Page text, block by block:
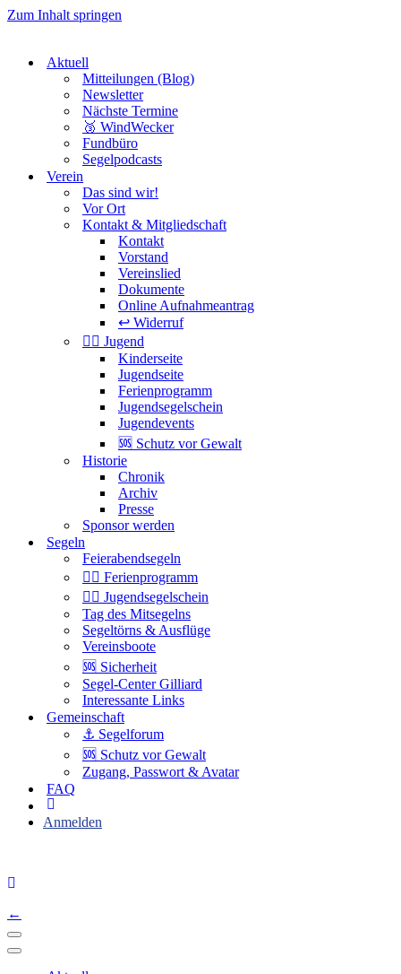
Zum Inhalt springen
Aktuell
Mitteilungen (Blog)
Newsletter
Nächste Termine
🥉 WindWecker
Fundbüro
Segelpodcasts
Verein
Das sind wir!
Vor Ort
Kontakt & Mitgliedschaft
Kontakt
Vorstand
Vereinslied
Dokumente
Online Aufnahmeantrag
↩️ Widerruf
Jugend
Kinderseite
Jugendseite
Ferienprogramm
Jugendsegelschein
Jugendevents
🆘 Schutz vor Gewalt
Historie
Chronik
Archiv
Presse
Sponsor werden
Segeln
Feierabendsegeln
Ferienprogramm
Jugendsegelschein
Tag des Mitsegelns
Segeltörns & Ausflüge
Vereinsboote
🆘 Sicherheit
Segel-Center Gilliard
Interessante Links
Gemeinschaft
⚓️ Segelforum
🆘 Schutz vor Gewalt
Zugang, Passwort & Avatar
FAQ
Anmelden
Navigations-
Navigations-